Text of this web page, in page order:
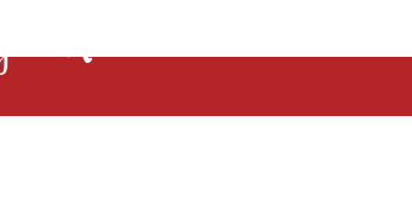
Rochester la toma en